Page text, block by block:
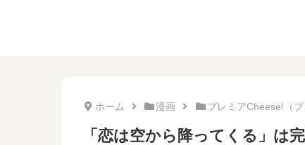
ホーム 漫画 プレミアCheese!（プ
「恋は空から降ってくる」は